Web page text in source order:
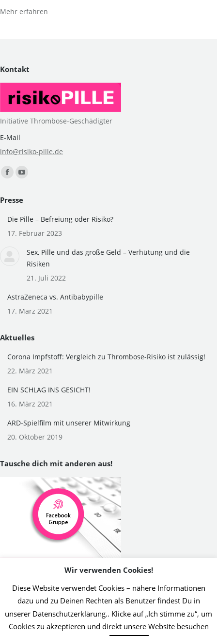
Mehr erfahren
Kontakt
Initiative Thrombose-Geschädigter
E-Mail
info@risiko-pille.de
Finden Sie uns auf:
Facebook
opens
in
YouTube
opens
in
Presse
Die Pille – Befreiung oder Risiko?
17. Februar 2023
Sex, Pille und das große Geld – Verhütung und die
Risiken
21. Juli 2022
AstraZeneca vs. Antibabypille
17. März 2021
Aktuelles
Corona Impfstoff: Vergleich zu Thrombose-Risiko ist zulässig!
22. März 2021
EIN SCHLAG INS GESICHT!
16. März 2021
ARD-Spielfilm mit unserer Mitwirkung
20. Oktober 2019
Tausche dich mit anderen aus!
2019 Initiative Thrombose-Geschädigter | Umsetzung Christin Jost
Info
Wir verwenden Cookies!
Diese Website verwendet Cookies – nähere Informationen
dazu und zu Deinen Rechten als Benutzer findest Du in
unserer Datenschutzerklärung.. Klicke auf „Ich stimme zu“, um
Cookies zu akzeptieren und direkt unsere Website besuchen